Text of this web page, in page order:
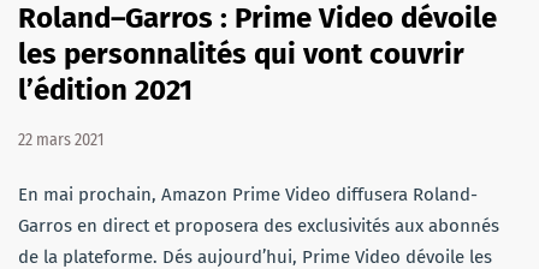
Roland–Garros : Prime Video dévoile
les personnalités qui vont couvrir
l’édition 2021
22 mars 2021
En mai prochain, Amazon Prime Video diffusera Roland-
Garros en direct et proposera des exclusivités aux abonnés
de la plateforme. Dés aujourd’hui, Prime Video dévoile les